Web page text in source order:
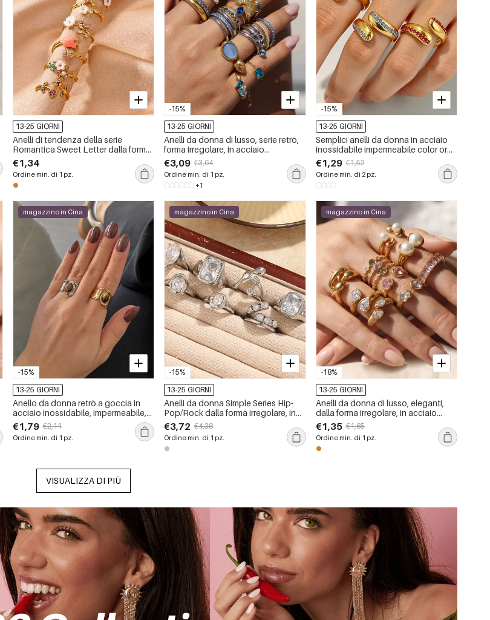
13-25 GIORNI
Anelli di tendenza della serie
Romantica Sweet Letter dalla forma
irregolare, in rame e oro.
€1,34
Ordine min. di 1 pz.
-15%
13-25 GIORNI
Anelli da donna di lusso, serie retrò,
forma irregolare, in acciaio
inossidabile, impermeabili, color oro,
con zirconi.
€3,09 €3,64
Ordine min. di 1 pz.
+1
-15%
13-25 GIORNI
Semplici anelli da donna in acciaio
inossidabile impermeabile color oro
con strass.
€1,29 €1,52
Ordine min. di 2 pz.
-15%
magazzino in Cina
13-25 GIORNI
Anello da donna retrò a goccia in
acciaio inossidabile, impermeabile,
color oro, con pietra naturale.
€1,79 €2,11
Ordine min. di 1 pz.
-15%
magazzino in Cina
13-25 GIORNI
Anelli da donna Simple Series Hip-
Pop/Rock dalla forma irregolare, in
acciaio inossidabile, impermeabili,
con zirconi, in pietra preziosa.
€3,72 €4,38
Ordine min. di 1 pz.
-18%
magazzino in Cina
13-25 GIORNI
Anelli da donna di lusso, eleganti,
dalla forma irregolare, in acciaio
inossidabile, impermeabili, color oro,
con zirconi.
€1,35 €1,65
Ordine min. di 1 pz.
VISUALIZZA DI PIÙ